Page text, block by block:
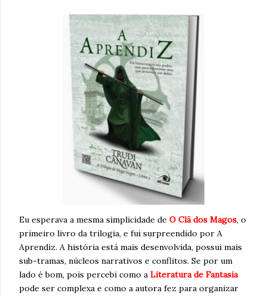
Eu esperava a mesma simplicidade de O Clã dos Magos, o
primeiro livro da trilogia, e fui surpreendido por A
Aprendiz. A história está mais desenvolvida, possui mais
sub-tramas, núcleos narrativos e conflitos. Se por um
lado é bom, pois percebi como a Literatura de Fantasia
pode ser complexa e como a autora fez para organizar